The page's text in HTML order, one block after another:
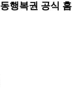
동행복권 공식 홈